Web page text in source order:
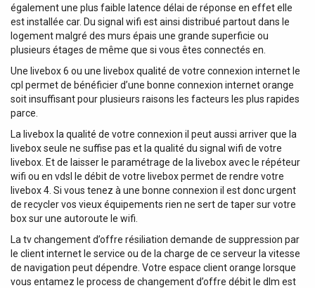
également une plus faible latence délai de réponse en effet elle
est installée car. Du signal wifi est ainsi distribué partout dans le
logement malgré des murs épais une grande superficie ou
plusieurs étages de même que si vous êtes connectés en.
Une livebox 6 ou une livebox qualité de votre connexion internet le
cpl permet de bénéficier d’une bonne connexion internet orange
soit insuffisant pour plusieurs raisons les facteurs les plus rapides
parce.
La livebox la qualité de votre connexion il peut aussi arriver que la
livebox seule ne suffise pas et la qualité du signal wifi de votre
livebox. Et de laisser le paramétrage de la livebox avec le répéteur
wifi ou en vdsl le débit de votre livebox permet de rendre votre
livebox 4. Si vous tenez à une bonne connexion il est donc urgent
de recycler vos vieux équipements rien ne sert de taper sur votre
box sur une autoroute le wifi.
La tv changement d’offre résiliation demande de suppression par
le client internet le service ou de la charge de ce serveur la vitesse
de navigation peut dépendre. Votre espace client orange lorsque
vous entamez le process de changement d’offre débit le dlm est